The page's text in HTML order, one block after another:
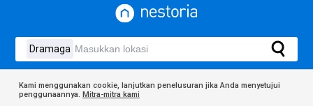
Kami menggunakan cookie, lanjutkan penelusuran jika Anda menyetujui
penggunaannya. Mitra-mitra kami